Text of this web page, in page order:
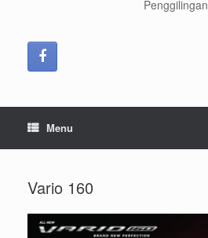
Penggilingan
Menu
Vario 160